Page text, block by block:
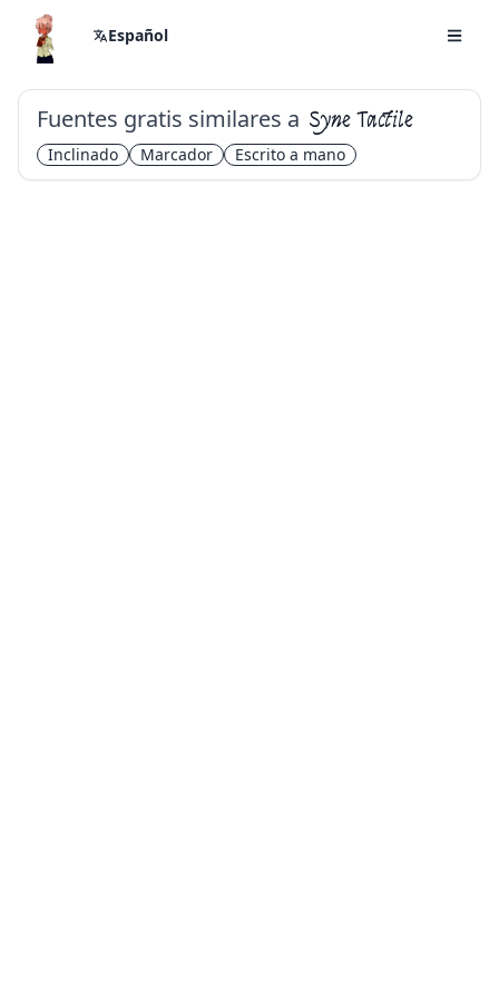
Español
Fuentes gratis similares a Syne Tactile
Inclinado Marcador Escrito a mano